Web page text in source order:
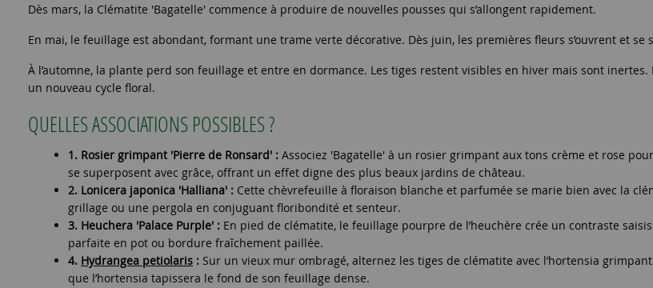
Dès mars, la Clématite 'Bagatelle' commence à produire de nouvelles pousses qui s’allongent rapidement.
En mai, le feuillage est abondant, formant une trame verte décorative. Dès juin, les premières fleurs s’ouvrent et
À l’automne, la plante perd son feuillage et entre en dormance. Les tiges restent visibles en hiver mais sont
un nouveau cycle floral.
QUELLES ASSOCIATIONS POSSIBLES ?
1. Rosier grimpant 'Pierre de Ronsard' : Associez 'Bagatelle' à un rosier grimpant aux tons crème et rose
se superposent avec grâce, offrant un effet digne des plus beaux jardins de château.
2. Lonicera japonica 'Halliana' : Cette chèvrefeuille à floraison blanche et parfumée se marie bien avec la
grillage ou une pergola en conjuguant floribondité et senteur.
3. Heuchera 'Palace Purple' : En pied de clématite, le feuillage pourpre de l’heuchère crée un contraste
parfaite en pot ou bordure fraîchement paillée.
4. Hydrangea petiolaris : Sur un vieux mur ombragé, alternez les tiges de clématite avec l’hortensia
que l’hortensia tapissera le fond de son feuillage dense.